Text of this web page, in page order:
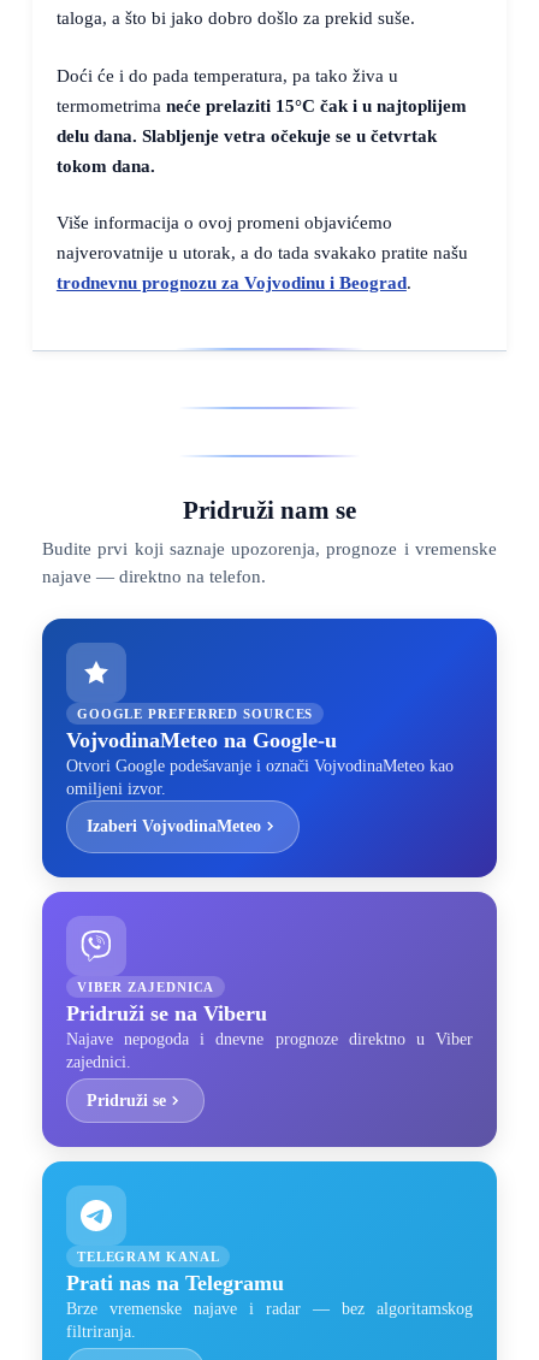
taloga, a što bi jako dobro došlo za prekid suše.
Doći će i do pada temperatura, pa tako živa u
termometrima neće prelaziti 15°C čak i u najtoplijem
delu dana. Slabljenje vetra očekuje se u četvrtak
tokom dana.
Više informacija o ovoj promeni objavićemo
najverovatnije u utorak, a do tada svakako pratite našu
trodnevnu prognozu za Vojvodinu i Beograd.
Pridruži nam se
Budite prvi koji saznaje upozorenja, prognoze i vremenske
najave — direktno na telefon.
GOOGLE PREFERRED SOURCES
VojvodinaMeteo na Google-u
Otvori Google podešavanje i označi VojvodinaMeteo kao
omiljeni izvor.
Izaberi VojvodinaMeteo
VIBER ZAJEDNICA
Pridruži se na Viberu
Najave nepogoda i dnevne prognoze direktno u Viber
zajednici.
Pridruži se
TELEGRAM KANAL
Prati nas na Telegramu
Brze vremenske najave i radar — bez algoritamskog
filtriranja.